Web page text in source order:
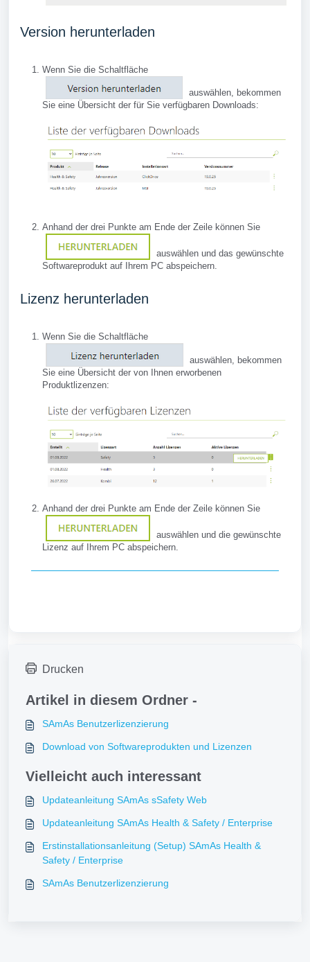
Version herunterladen
Wenn Sie die Schaltfläche
auswählen, bekommen
Sie eine Übersicht der für Sie verfügbaren Downloads:
Anhand der drei Punkte am Ende der Zeile können Sie
auswählen und das gewünschte
Softwareprodukt auf Ihrem PC abspeichern.
Lizenz herunterladen
Wenn Sie die Schaltfläche
auswählen, bekommen
Sie eine Übersicht der von Ihnen erworbenen
Produktlizenzen:
Anhand der drei Punkte am Ende der Zeile können Sie
auswählen und die gewünschte
Lizenz auf Ihrem PC abspeichern.
Drucken
Artikel in diesem Ordner -
SAmAs Benutzerlizenzierung
Download von Softwareprodukten und Lizenzen
Vielleicht auch interessant
Updateanleitung SAmAs sSafety Web
Updateanleitung SAmAs Health & Safety / Enterprise
Erstinstallationsanleitung (Setup) SAmAs Health &
Safety / Enterprise
SAmAs Benutzerlizenzierung